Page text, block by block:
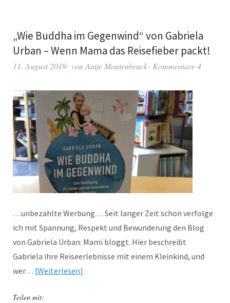
„Wie Buddha im Gegenwind“ von Gabriela
Urban – Wenn Mama das Reisefieber packt!
11. August 2019 vonAntje Montenbruck Kommentare 4
…unbezahlte Werbung… Seit langer Zeit schon verfolge
ich mit Spannung, Respekt und Bewunderung den Blog
von Gabriela Urban: Mami bloggt. Hier beschreibt
Gabriela ihre Reiseerlebnisse mit einem Kleinkind, und
wer… Weiterlesen
Teilen mit: